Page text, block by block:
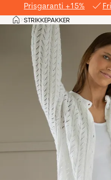
Prisgaranti +15%
Hjem
>STRIKKEPAKKER